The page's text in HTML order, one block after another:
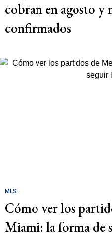
cobran en agosto y
confirmados
MLS
Cómo ver los
Miami: la forma de